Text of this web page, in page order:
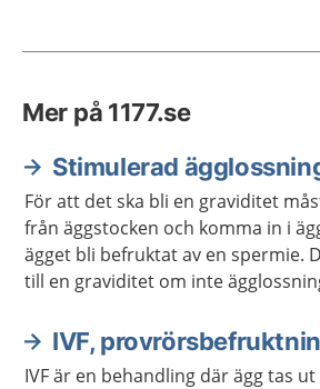
Mer på 1177.se
Stimulerad
För att det ska bli en graviditet
från äggstocken och komma in i
ägget bli befruktat av en spermie.
till en graviditet om inte
mogna och lossna.
IVF,
IVF är en behandling där ägg tas